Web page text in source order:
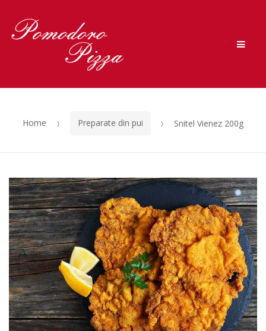
Skip to navigation
Skip to content
Home Preparate din pui Snitel Vienez 200g